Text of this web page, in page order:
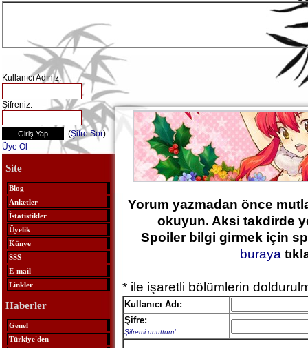
Kullanıcı Adınız:
Şifreniz:
(Şifre Sor)
Üye Ol
Site
Blog
Anketler
İstatistikler
Üyelik
Künye
SSS
E-mail
Linkler
Haberler
Genel
Türkiye'den
Yorum yazmadan önce
okuyun. Aksi takdirde
Spoiler bilgi girmek için
buraya
* ile işaretli bölümlerin
Kullanıcı Adı:
Şifre:
Şifremi unuttum!